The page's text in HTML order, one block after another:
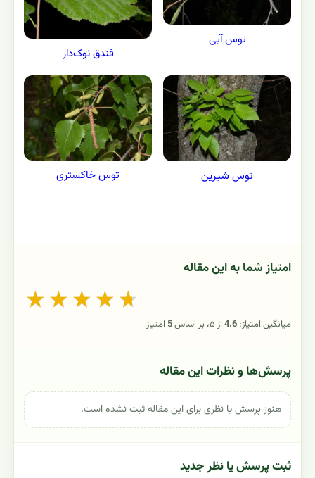
توس آبی
فندق نوک‌دار
توس شیرین توس خاکستری
امتیاز شما به این مقاله
★ ★ ★ ★ ★
میانگین امتیاز: 4.6از ۵، بر اساس 5امتیاز
پرسش‌ها و نظرات این مقاله
هنوز پرسش یا نظری برای این مقاله ثبت نشده است.
ثبت پرسش یا نظر جدید